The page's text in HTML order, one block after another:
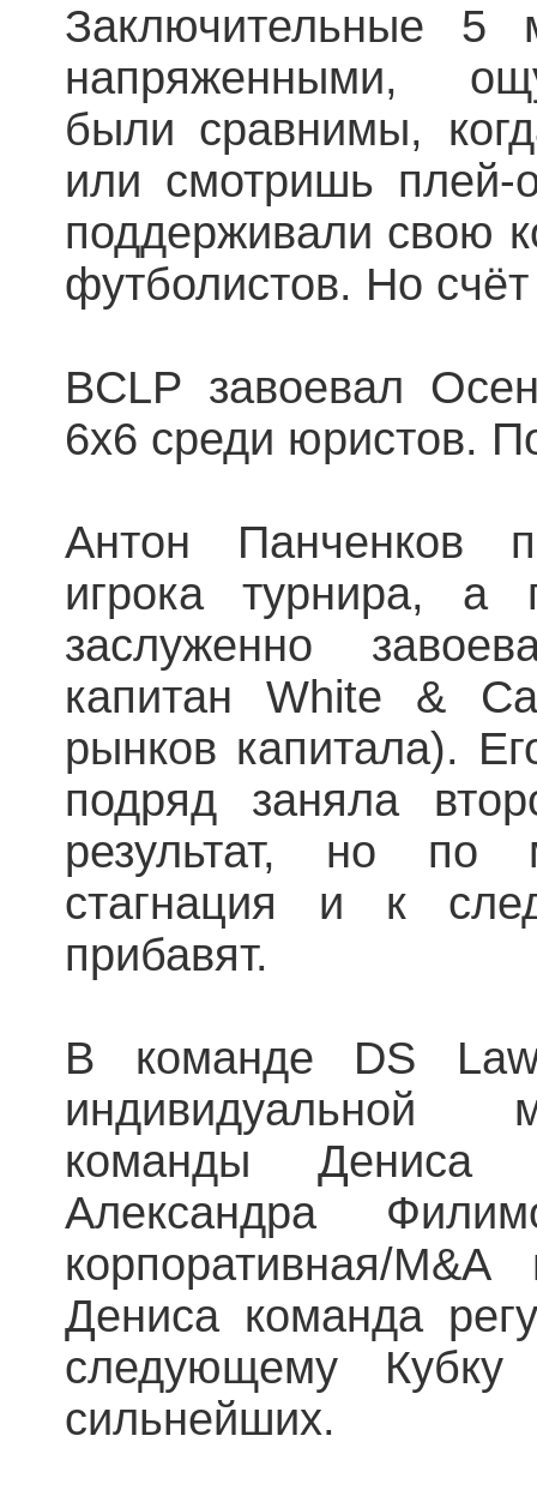
Заключительные 5
напряженными,
были сравнимы,
или смотришь
поддерживали свою
футболистов. Но
BCLP завоевал
6х6 среди юристов.
Антон Панченков
игрока турнира, а
заслуженно
капитан White &
рынков капитала).
подряд заняла
результат, но по
стагнация и к
прибавят.
В команде DS
индивидуальной
команды Дениса
Александра
корпоративная/
Дениса команда
следующему
сильнейших.